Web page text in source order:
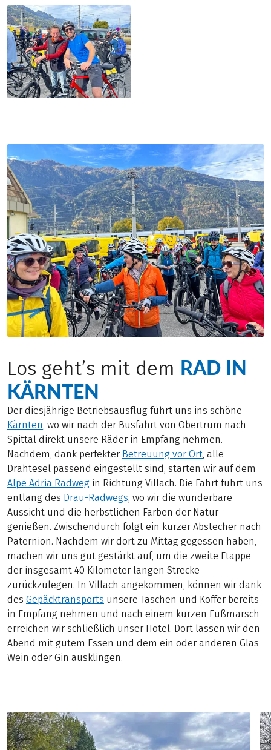
Los geht’s mit dem RAD IN
KÄRNTEN
Der diesjährige Betriebsausflug führt uns ins schöne
Kärnten, wo wir nach der Busfahrt von Obertrum nach
Spittal direkt unsere Räder in Empfang nehmen.
Nachdem, dank perfekter Betreuung vor Ort, alle
Drahtesel passend eingestellt sind, starten wir auf dem
Alpe Adria Radweg in Richtung Villach. Die Fahrt führt uns
entlang des Drau-Radwegs, wo wir die wunderbare
Aussicht und die herbstlichen Farben der Natur
genießen. Zwischendurch folgt ein kurzer Abstecher nach
Paternion. Nachdem wir dort zu Mittag gegessen haben,
machen wir uns gut gestärkt auf, um die zweite Etappe
der insgesamt 40 Kilometer langen Strecke
zurückzulegen. In Villach angekommen, können wir dank
des Gepäcktransports unsere Taschen und Koffer bereits
in Empfang nehmen und nach einem kurzen Fußmarsch
erreichen wir schließlich unser Hotel. Dort lassen wir den
Abend mit gutem Essen und dem ein oder anderen Glas
Wein oder Gin ausklingen.